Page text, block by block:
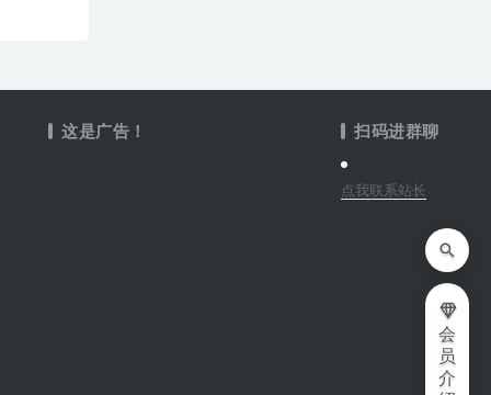
这是广告！ 扫码进群聊
点我联系站长
会
员
介